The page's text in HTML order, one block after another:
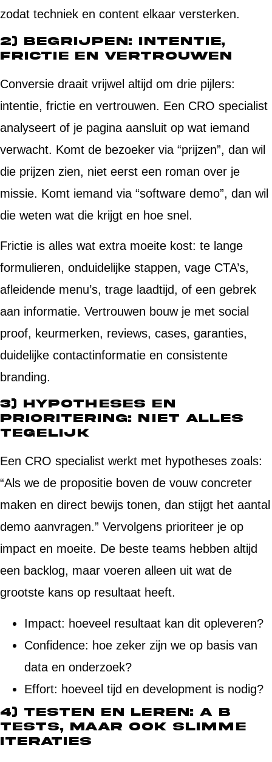
zodat techniek en content elkaar versterken.
2) Begrijpen: intentie,
frictie en vertrouwen
Conversie draait vrijwel altijd om drie pijlers:
intentie, frictie en vertrouwen. Een CRO specialist
analyseert of je pagina aansluit op wat iemand
verwacht. Komt de bezoeker via “prijzen”, dan wil
die prijzen zien, niet eerst een roman over je
missie. Komt iemand via “software demo”, dan wil
die weten wat die krijgt en hoe snel.
Frictie is alles wat extra moeite kost: te lange
formulieren, onduidelijke stappen, vage CTA’s,
afleidende menu’s, trage laadtijd, of een gebrek
aan informatie. Vertrouwen bouw je met social
proof, keurmerken, reviews, cases, garanties,
duidelijke contactinformatie en consistente
branding.
3) Hypotheses en
prioritering: niet alles
tegelijk
Een CRO specialist werkt met hypotheses zoals:
“Als we de propositie boven de vouw concreter
maken en direct bewijs tonen, dan stijgt het aantal
demo aanvragen.” Vervolgens prioriteer je op
impact en moeite. De beste teams hebben altijd
een backlog, maar voeren alleen uit wat de
grootste kans op resultaat heeft.
Impact: hoeveel resultaat kan dit opleveren?
Confidence: hoe zeker zijn we op basis van
data en onderzoek?
Effort: hoeveel tijd en development is nodig?
4) Testen en leren: A B
tests, maar ook slimme
iteraties